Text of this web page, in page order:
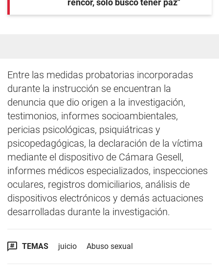
rencor, solo busco tener paz"
Entre las medidas probatorias incorporadas
durante la instrucción se encuentran la
denuncia que dio origen a la investigación,
testimonios, informes socioambientales,
pericias psicológicas, psiquiátricas y
psicopedagógicas, la declaración de la víctima
mediante el dispositivo de Cámara Gesell,
informes médicos especializados, inspecciones
oculares, registros domiciliarios, análisis de
dispositivos electrónicos y demás actuaciones
desarrolladas durante la investigación.
TEMAS juicio Abuso sexual